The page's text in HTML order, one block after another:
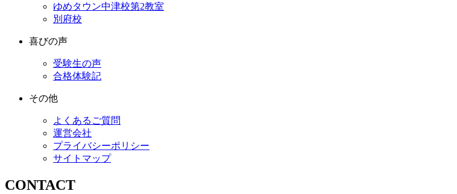
ゆめタウン中津校第2教室
別府校
喜びの声
受験生の声
合格体験記
その他
よくあるご質問
運営会社
プライバシーポリシー
サイトマップ
CONTACT